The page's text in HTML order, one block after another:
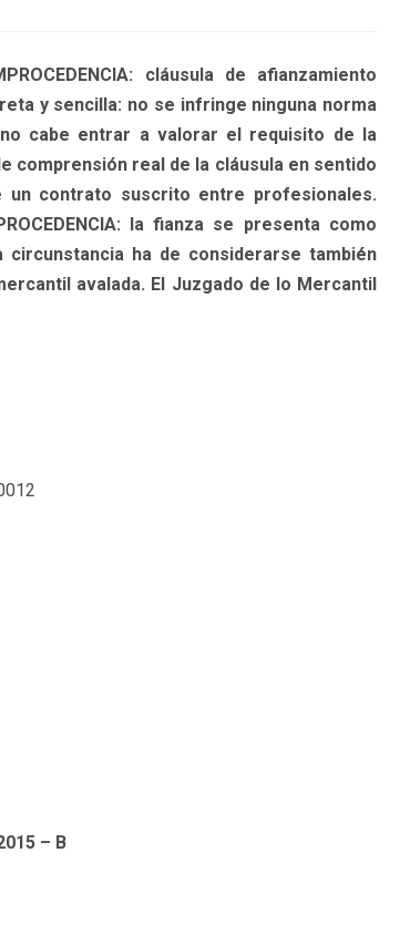
cláusula de afianzamiento
y sencilla: no se infringe ninguna norma
cabe entrar a valorar el requisito de la
comprensión real de la cláusula en sentido
un contrato suscrito entre profesionales.
la fianza se presenta como
ha de considerarse también
avalada. El Juzgado de lo Mercantil
– B